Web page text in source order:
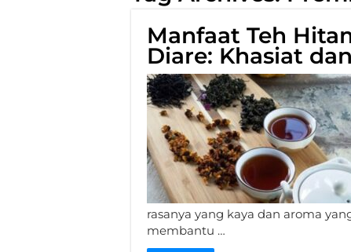
Manfaat Teh
Diare: Khasiat
rasanya yang kaya dan aroma
membantu …